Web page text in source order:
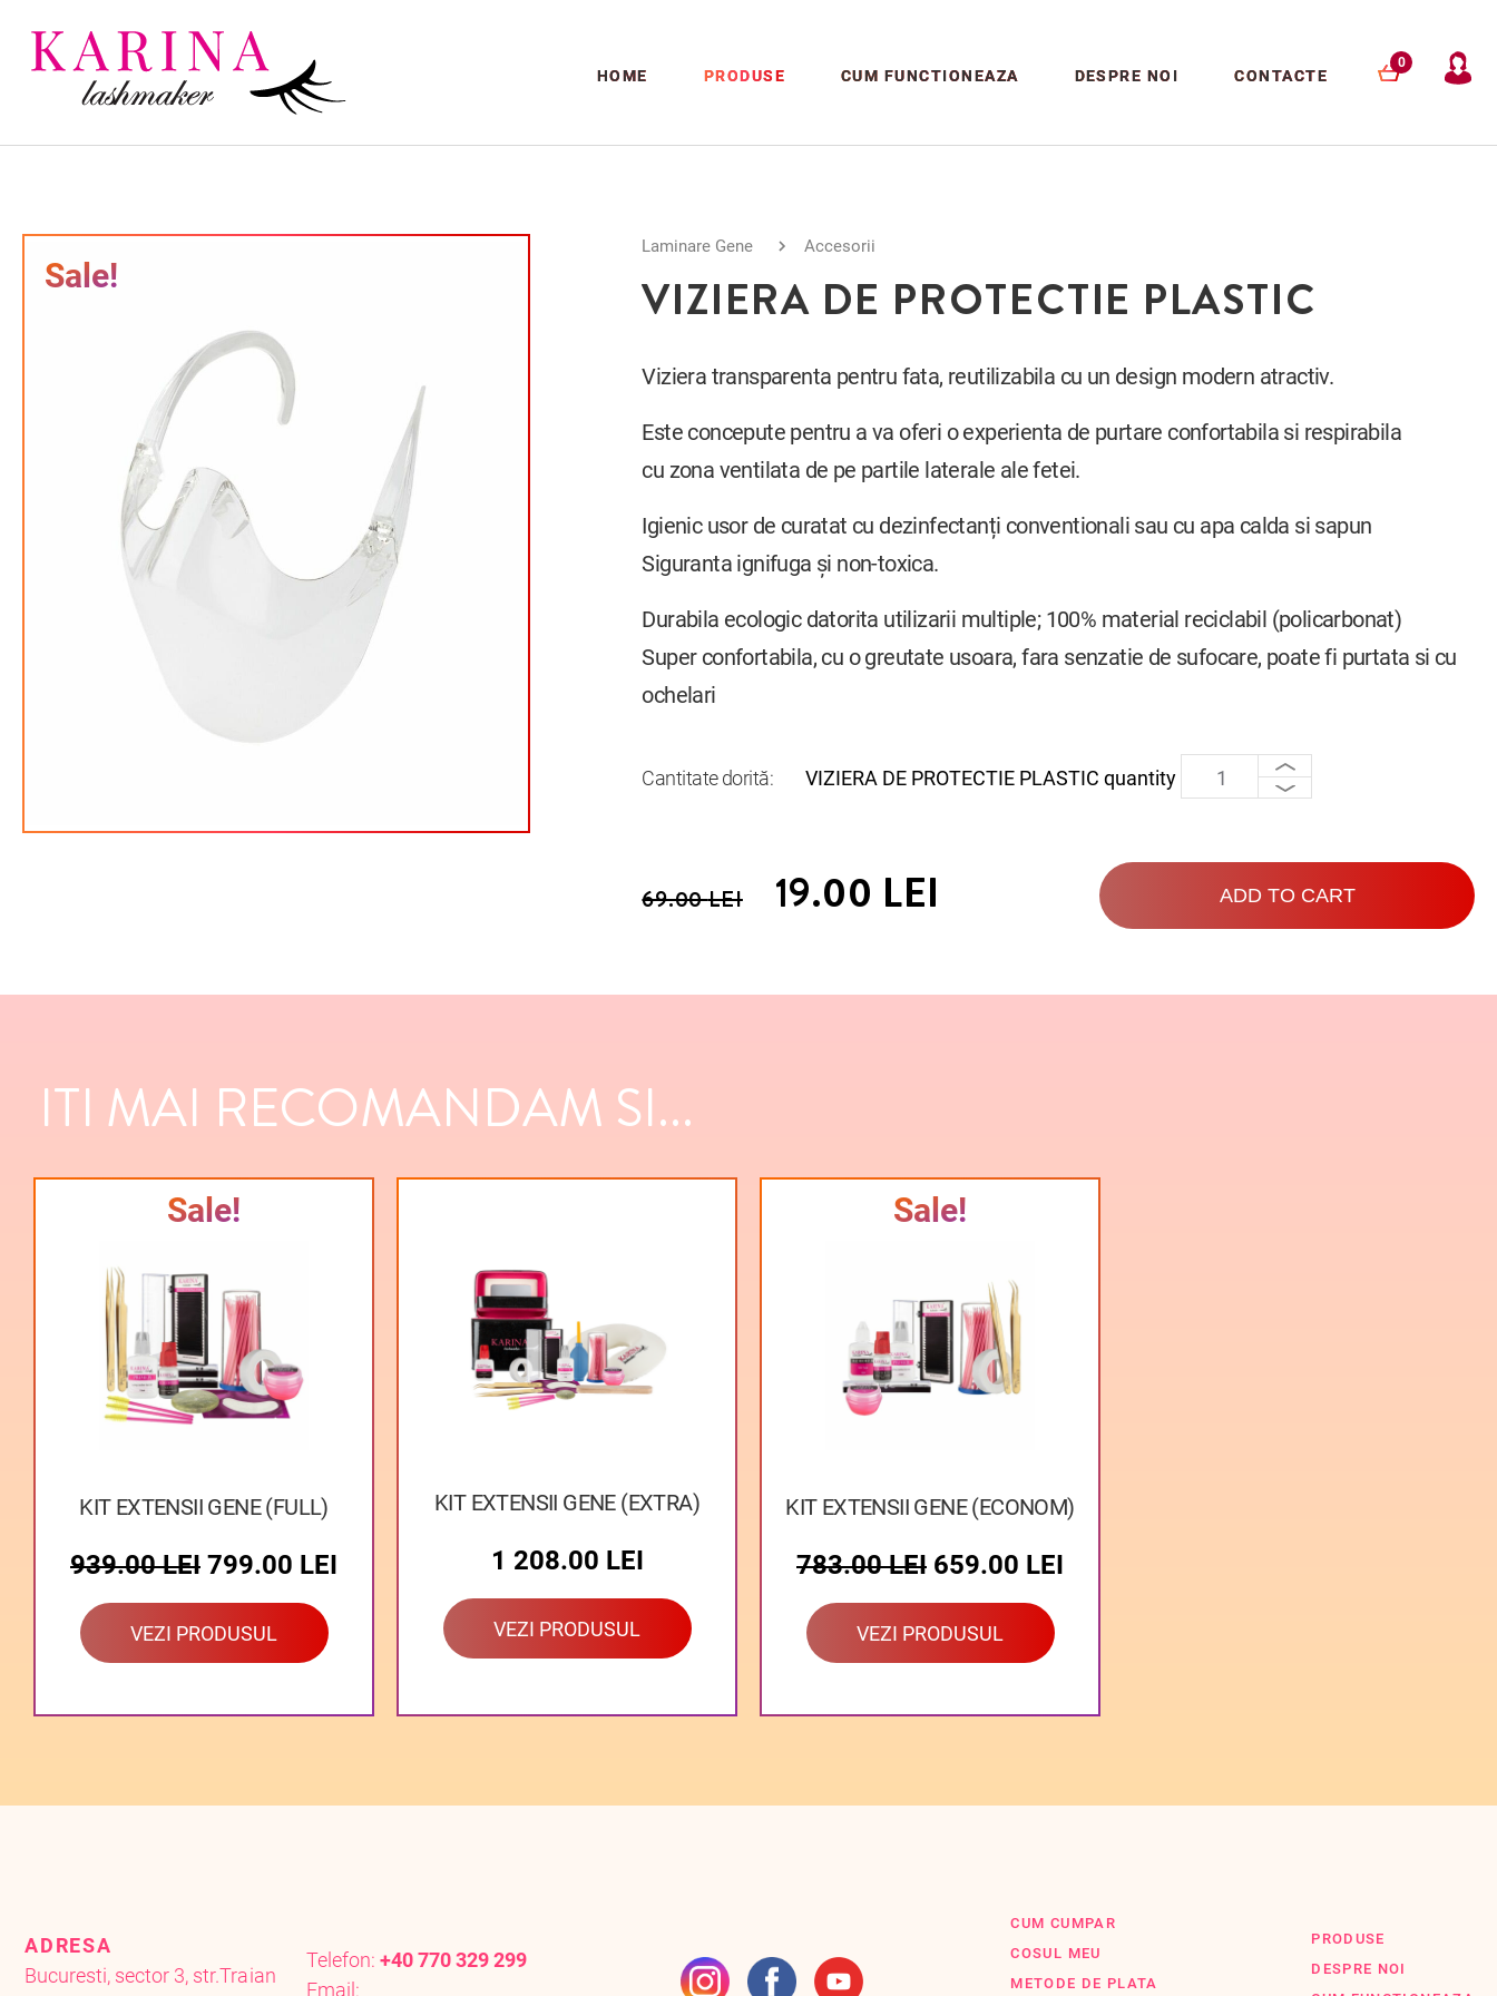
HOME PRODUSE CUM FUNCTIONEAZA DESPRE NOI CONTACTE
0
Sale!
Laminare Gene Accesorii
VIZIERA DE PROTECTIE PLASTIC
Viziera transparenta pentru fata, reutilizabila cu un design modern atractiv.
Este concepute pentru a va oferi o experienta de purtare confortabila si respirabila
cu zona ventilata de pe partile laterale ale fetei.
Igienic usor de curatat cu dezinfectanți conventionali sau cu apa calda si sapun
Siguranta ignifuga și non-toxica.
Durabila ecologic datorita utilizarii multiple; 100% material reciclabil (policarbonat)
Super confortabila, cu o greutate usoara, fara senzatie de sufocare, poate fi purtata si cu
ochelari
Cantitate dorită: VIZIERA DE PROTECTIE PLASTIC quantity
ADD TO CART
69.00LEI 19.00 LEI
ITI MAI RECOMANDAM SI...
Sale!
KIT EXTENSII GENE (FULL)
939.00LEI 799.00 LEI
VEZI PRODUSUL
KIT EXTENSII GENE (EXTRA)
1 208.00 LEI
VEZI PRODUSUL
Sale!
KIT EXTENSII GENE (ECONOM)
783.00LEI 659.00 LEI
VEZI PRODUSUL
ADRESA
Bucuresti, sector 3, str.Traian
Telefon: +40 770 329 299
Email:
CUM CUMPAR
COSUL MEU
METODE DE PLATA
PRODUSE
DESPRE NOI